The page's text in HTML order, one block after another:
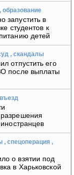
, образование
запустить в
студентов к
детей
, скандалы
отпустить его
после выплаты
, спецоперация ,
о взятии под
в Харьковской